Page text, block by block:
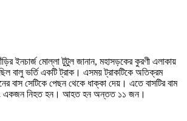
ইনচার্জ মোল্লা টুটুল জানান, মহাসড়কের কুরণী এলাকায়
বালু ভর্তি একটি ট্রাক। এসময় ট্রাকটিকে অতিক্রম
বাস সেটিকে পেছন থেকে ধাক্কা দেয়। এতে বাসটির বাম
একজন নিহত হন। আহত হন অন্তত ১১ জন।